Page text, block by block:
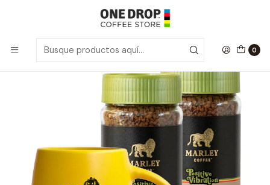
0
Marley Coffee Life Pack V